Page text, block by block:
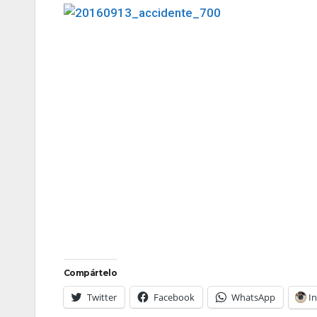
Compártelo
Twitter Facebook WhatsApp